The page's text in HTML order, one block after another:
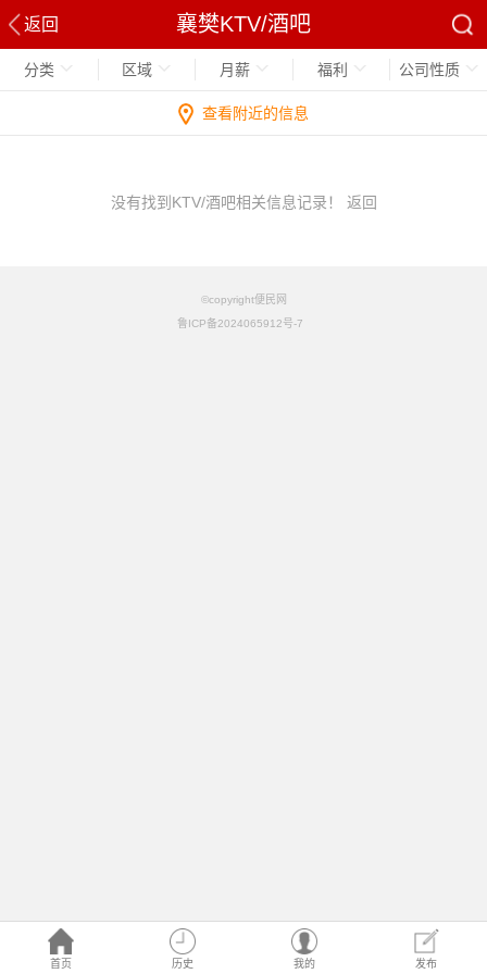
返回 襄樊KTV/酒吧
首页 历史 我的 发布
分类 区域 月薪 福利 公司性质
查看附近的信息
没有找到KTV/酒吧相关信息记录！ 返回
©copyright便民网
鲁ICP备2024065912号-7